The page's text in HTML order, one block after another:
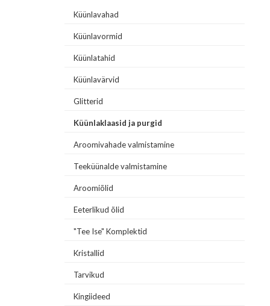
Küünlavahad
Küünlavormid
Küünlatahid
Küünlavärvid
Glitterid
Küünlaklaasid ja purgid
Aroomivahade valmistamine
Teeküünalde valmistamine
Aroomiõlid
Eeterlikud õlid
"Tee Ise" Komplektid
Kristallid
Tarvikud
Kingiideed